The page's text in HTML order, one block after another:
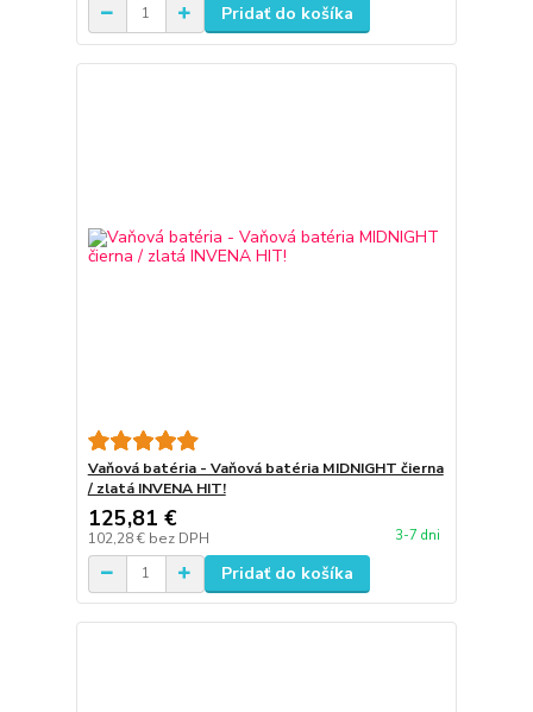
Pridať do košíka
Vaňová batéria - Vaňová batéria MIDNIGHT čierna
/ zlatá INVENA HIT!
125,81 €
102,28 € bez DPH 3-7 dni
Pridať do košíka